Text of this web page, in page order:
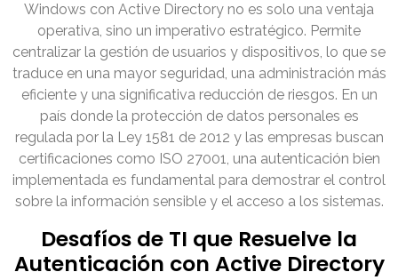
Windows con Active Directory no es solo una ventaja
operativa, sino un imperativo estratégico. Permite
centralizar la gestión de usuarios y dispositivos, lo que se
traduce en una mayor seguridad, una administración más
eficiente y una significativa reducción de riesgos. En un
país donde la protección de datos personales es
regulada por la Ley 1581 de 2012 y las empresas buscan
certificaciones como ISO 27001, una autenticación bien
implementada es fundamental para demostrar el control
sobre la información sensible y el acceso a los sistemas.
Desafíos de TI que Resuelve la
Autenticación con Active Directory